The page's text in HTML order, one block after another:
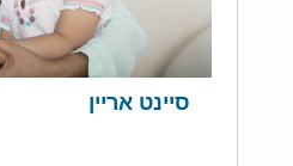
סיינט אריין